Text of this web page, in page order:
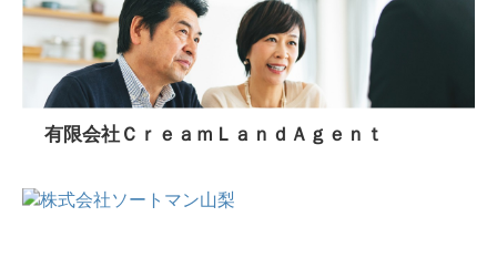
有限会社ＣｒｅａｍＬａｎｄＡｇｅｎｔ